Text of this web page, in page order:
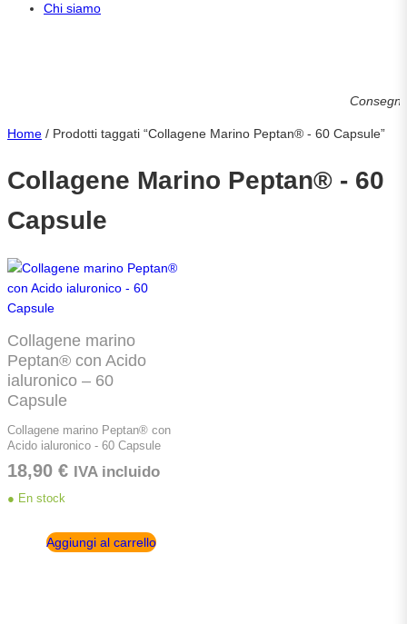
Chi siamo
Consegne in
Home / Prodotti taggati “Collagene Marino Peptan® - 60 Capsule”
Collagene Marino Peptan® - 60
Capsule
Collagene marino
Peptan® con Acido
ialuronico – 60
Capsule
Collagene marino Peptan® con
Acido ialuronico - 60 Capsule
18,90 € IVA incluido
● En stock
Aggiungi al carrello